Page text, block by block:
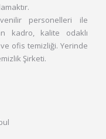
personelleri ile
kadro, kalite odaklı
ofis temizliği. Yerinde
Şirketi.